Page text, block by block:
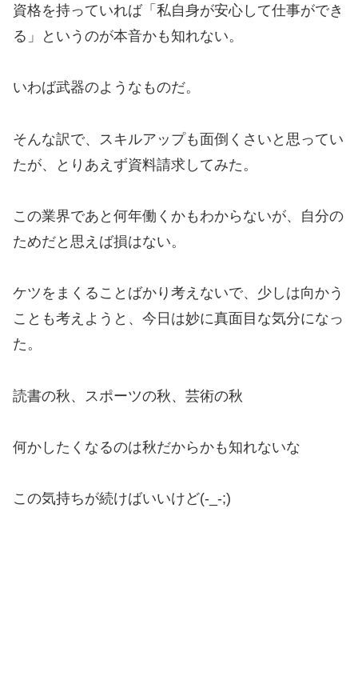
資格を持っていれば「私自身が安心して仕事ができ
る」というのが本音かも知れない。
いわば武器のようなものだ。
そんな訳で、スキルアップも面倒くさいと思ってい
たが、とりあえず資料請求してみた。
この業界であと何年働くかもわからないが、自分の
ためだと思えば損はない。
ケツをまくることばかり考えないで、少しは向かう
ことも考えようと、今日は妙に真面目な気分になっ
た。
読書の秋、スポーツの秋、芸術の秋
何かしたくなるのは秋だからかも知れないな
この気持ちが続けばいいけど(-_-;)